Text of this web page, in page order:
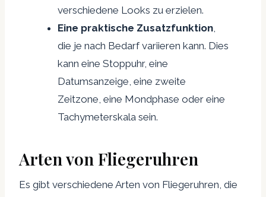
verschiedene Looks zu erzielen.
Eine praktische Zusatzfunktion,
die je nach Bedarf variieren kann. Dies
kann eine Stoppuhr, eine
Datumsanzeige, eine zweite
Zeitzone, eine Mondphase oder eine
Tachymeterskala sein.
Arten von Fliegeruhren
Es gibt verschiedene Arten von Fliegeruhren, die